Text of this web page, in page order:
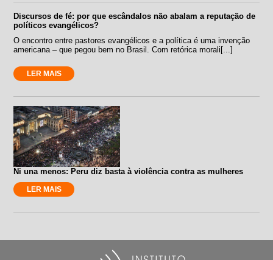
Discursos de fé: por que escândalos não abalam a reputação de
políticos evangélicos?
O encontro entre pastores evangélicos e a política é uma invenção
americana – que pegou bem no Brasil. Com retórica morali[...]
LER MAIS
Ni una menos: Peru diz basta à violência contra as mulheres
LER MAIS